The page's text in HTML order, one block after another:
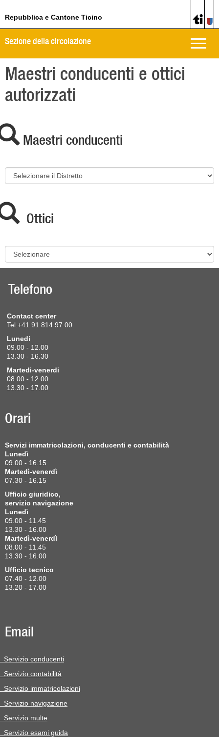
Repubblica e Cantone Ticino
Toggle
Sezione della circolazione
Maestri conducenti e ottici
autorizzati
Maestri conducenti
Ottici
Telefono
Contact center
Tel.+41 91 814 97 00
Lunedi
09.00 - 12.00
13.30 - 16.30
Martedi-venerdi
08.00 - 12.00
13.30 - 17.00
Orari
Servizi immatricolazioni, conducenti e contabilità
Lunedì
09.00 - 16.15
Martedì-venerdì
07.30 - 16.15
Ufficio giuridico,
servizio navigazione
Lunedì
09.00 - 11.45
13.30 - 16.00
Martedì-venerdì
08.00 - 11.45
13.30 - 16.00
Ufficio tecnico
07.40 - 12.00
13.20 - 17.00
Email
Servizio conducenti
Servizio contabilità
Servizio immatricolazioni
Servizio navigazione
Servizio multe
Servizio esami guida